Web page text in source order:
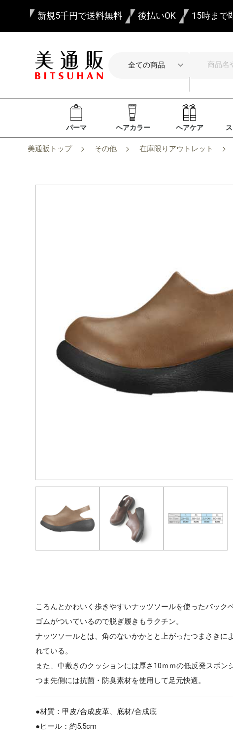
新規5千円で送料無料 後払いOK 15時まで
パーマ ヘアカラー ヘアケア
美通販トップ その他 在庫限りアウトレット
ころんとかわいく歩きやすいナッツソールを使ったバック
ゴムがついているので脱ぎ履きもラクチン。
ナッツソールとは、角のないかかとと上がったつまさき
れている。
また、中敷きのクッションには厚さ10ｍｍの低反発スポン
つま先側には抗菌・防臭素材を使用して足元快適。
●材質：甲皮/合成皮革、底材/合成底
●ヒール：約5.5cm